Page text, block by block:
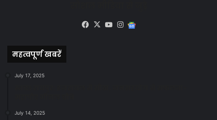
Facebook
X YouTubeInstagram
महत्वपूर्ण खबरें
July 17, 2025
July 14, 2025